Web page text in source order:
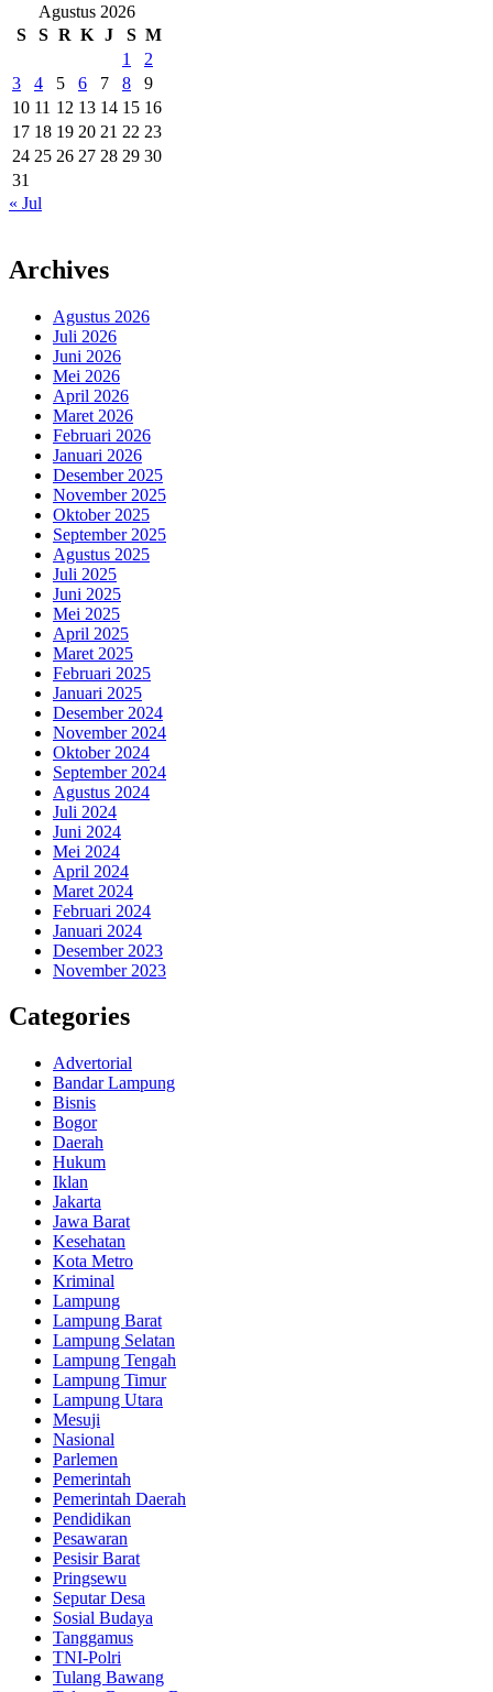
Agustus 2026
S
S R K J S M
1
2
3
4 5 6 7 8
9
10 11 12 13 14 15 16
17 18 19 20 21 22 23
24 25 26 27 28 29 30
31
« Jul
Archives
Agustus 2026
Juli 2026
Juni 2026
Mei 2026
April 2026
Maret 2026
Februari 2026
Januari 2026
Desember 2025
November 2025
Oktober 2025
September 2025
Agustus 2025
Juli 2025
Juni 2025
Mei 2025
April 2025
Maret 2025
Februari 2025
Januari 2025
Desember 2024
November 2024
Oktober 2024
September 2024
Agustus 2024
Juli 2024
Juni 2024
Mei 2024
April 2024
Maret 2024
Februari 2024
Januari 2024
Desember 2023
November 2023
Categories
Advertorial
Bandar Lampung
Bisnis
Bogor
Daerah
Hukum
Iklan
Jakarta
Jawa Barat
Kesehatan
Kota Metro
Kriminal
Lampung
Lampung Barat
Lampung Selatan
Lampung Tengah
Lampung Timur
Lampung Utara
Mesuji
Nasional
Parlemen
Pemerintah
Pemerintah Daerah
Pendidikan
Pesawaran
Pesisir Barat
Pringsewu
Seputar Desa
Sosial Budaya
Tanggamus
TNI-Polri
Tulang Bawang